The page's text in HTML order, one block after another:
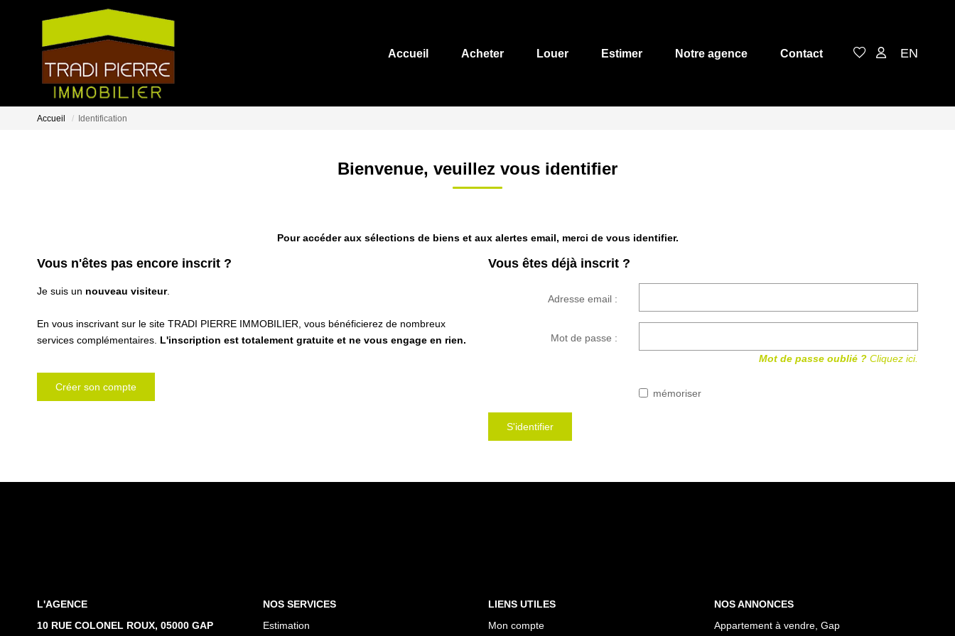
Accueil Acheter Louer Estimer Notre agence Contact EN
Accueil Identification
Bienvenue, veuillez vous identifier
Pour accéder aux sélections de biens et aux alertes email, merci de vous identifier.
Vous n'êtes pas encore inscrit ?
Je suis un nouveau visiteur.
En vous inscrivant sur le site TRADI PIERRE IMMOBILIER, vous bénéficierez de nombreux
services complémentaires. L'inscription est totalement gratuite et ne vous engage en rien.
Créer son compte
Vous êtes déjà inscrit ?
Adresse email :
Mot de passe :
Mot de passe oublié ?Cliquez ici.
mémoriser
S'identifier
L'AGENCE
10 RUE COLONEL ROUX, 05000 GAP
NOS SERVICES
Estimation
LIENS UTILES
Mon compte
NOS ANNONCES
Appartement à vendre, Gap